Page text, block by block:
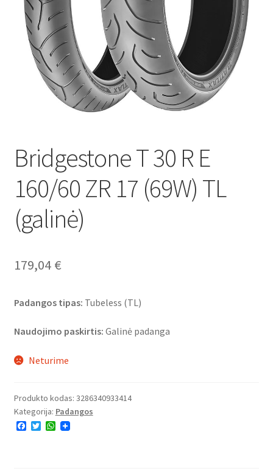
Bridgestone T 30 R E
160/60 ZR 17 (69W) TL
(galinė)
179,04 €
Padangos tipas: Tubeless (TL)
Naudojimo paskirtis: Galinė padanga
Neturime
Produkto kodas: 3286340933414
Kategorija: Padangos
F
T
W